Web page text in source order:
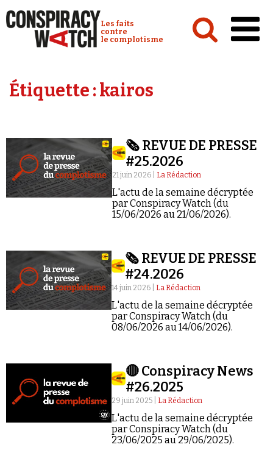
Conspiracy Watch :
Les faits
contre
le complotisme
Analyses
Vidéos
Émissions
Revues de presse
Newsletter
Étiquette :kairos
🗞️ REVUE DE PRESSE
#25.2026
21 juin 2026 | La Rédaction
L'actu de la semaine décryptée
par Conspiracy Watch (du
15/06/2026 au 21/06/2026).
🗞️ REVUE DE PRESSE
#24.2026
14 juin 2026 | La Rédaction
L'actu de la semaine décryptée
par Conspiracy Watch (du
08/06/2026 au 14/06/2026).
🔴 Conspiracy News
#26.2025
29 juin 2025 | La Rédaction
L'actu de la semaine décryptée
par Conspiracy Watch (du
23/06/2025 au 29/06/2025).